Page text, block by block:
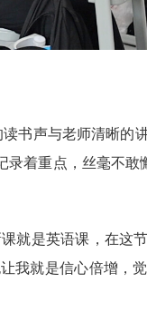
书声与老师清晰的
着重点，丝毫不敢
就是英语课，在这
我就是信心倍增，